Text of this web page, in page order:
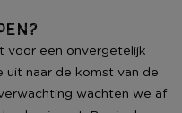
voor een onvergetelijk
uit naar de komst van de
wachten we af